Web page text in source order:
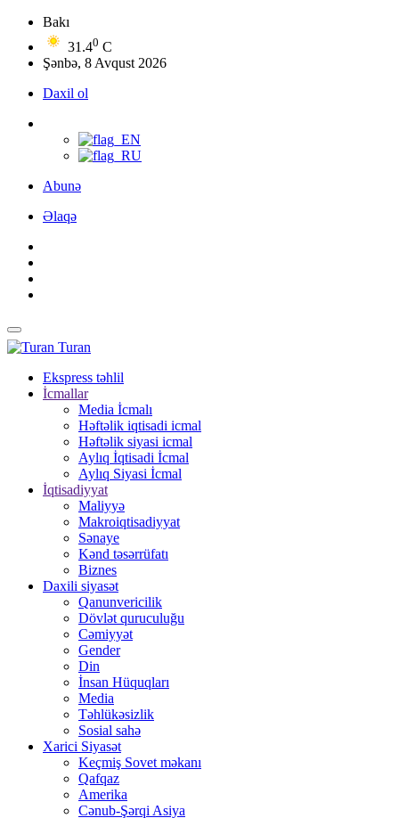
Bakı
31.40 C
Şənbə, 8 Avqust 2026
Daxil ol
Abunə
Əlaqə
Turan
Ekspress təhlil
İcmallar
Media İcmalı
Həftəlik iqtisadi icmal
Həftəlik siyasi icmal
Aylıq İqtisadi İcmal
Aylıq Siyasi İcmal
İqtisadiyyat
Maliyyə
Makroiqtisadiyyat
Sənaye
Kənd təsərrüfatı
Biznes
Daxili siyasət
Qanunvericilik
Dövlət quruculuğu
Cəmiyyət
Gender
Din
İnsan Hüquqları
Media
Təhlükəsizlik
Sosial sahə
Xarici Siyasət
Keçmiş Sovet məkanı
Qafqaz
Amerika
Cənub-Şərqi Asiya